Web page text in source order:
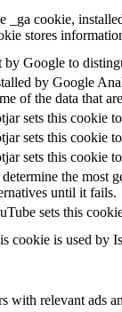
_ga cookie,
stores
by Google to
by Google
of the data that
sets this cookie
sets this cookie
sets this cookie
the most
until it fails.
sets this
cookie is used by
with relevant ads